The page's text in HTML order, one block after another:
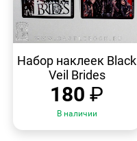
ПРОСМОТР
Набор наклеек Black
Veil Brides
180 ₽
В наличии